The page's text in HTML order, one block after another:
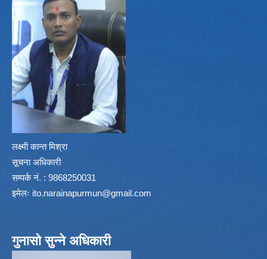
लक्ष्मी कान्त मिश्रा
सूचना अधिकारी
सम्पर्क नं. : 9868250031
इमेलः ito.narainapurmun@gmail.com
गुनासो सुन्ने अधिकारी